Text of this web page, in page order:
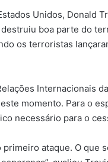
Unidos, Donald
boa parte do
os terroristas
Internacionais
momento. Para o
necessário para o
ataque. O que